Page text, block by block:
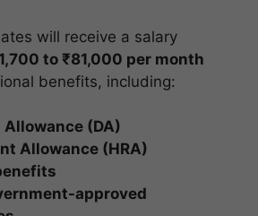
will receive a salary
to ₹81,000 per month
benefits, including:
Allowance (DA)
Allowance (HRA)
approved